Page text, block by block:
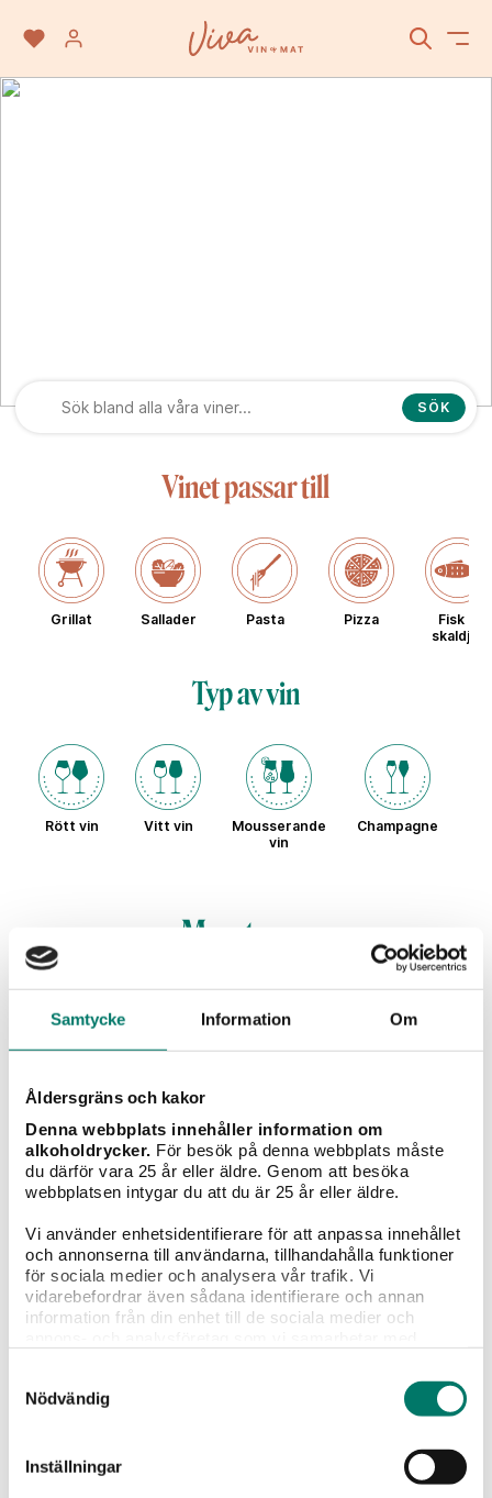
Samtycke Information Om
Åldersgräns och kakor
Denna webbplats innehåller information om
alkoholdrycker. För besök på denna webbplats måste
du därför vara 25 år eller äldre. Genom att besöka
webbplatsen intygar du att du är 25 år eller äldre.
Vi använder enhetsidentifierare för att anpassa innehållet
och annonserna till användarna, tillhandahålla funktioner
för sociala medier och analysera vår trafik. Vi
vidarebefordrar även sådana identifierare och annan
information från din enhet till de sociala medier och
information som du har tillhandahållit eller som de har
samlat in när du har använt deras tjänster.
Nödvändig
Inställningar
SÖK
Vinet passar till
Grillat Sallader Pasta Pizza
Fisk &
skaldjur
Typ av vin
Rött vin Vitt vin
Mousserande
vin
Champagne
Monterey
Rocklin Ranch Pinot Noir
För dig som älskar amerikansk pinot noir! Nu stor